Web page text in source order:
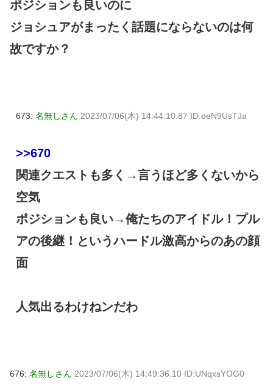
ポジションも良いのに
ジョシュアがまったく話題にならないのは何
故ですか？
673: 名無しさん 2023/07/06(木) 14:44:10.87 ID:oeN9UsTJa
>>670
関連クエストも多く→言うほど多くないから
空気
ポジションも良い→俺たちのアイドル！プル
アの後継！というハードル激高からのあの顔
面
人気出るわけねンだわ
676: 名無しさん 2023/07/06(木) 14:49:36.10 ID:UNqxsYOG0